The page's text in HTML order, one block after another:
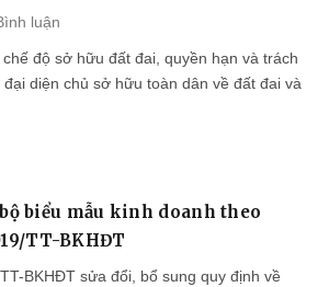
luận
độ sở hữu đất đai, quyền hạn và trách
diện chủ sở hữu toàn dân về đất đai và
biểu mẫu kinh doanh theo
TT-BKHĐT
BKHĐT sửa đổi, bổ sung quy định về